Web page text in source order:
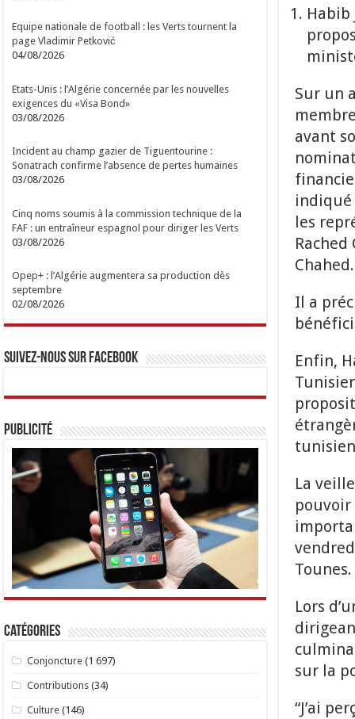
Habib
Sur un
avant
indiqué
les
Chahed.
Il a
Enfin,
La
pouvoir
Tounes.
Lors
sur la
“J’ai
Equipe nationale de football : les Verts tournent la
page Vladimir Petković
04/08/2026
Etats-Unis : l’Algérie concernée par les nouvelles
exigences du «Visa Bond»
03/08/2026
Incident au champ gazier de Tiguentourine :
Sonatrach confirme l’absence de pertes humaines
03/08/2026
Cinq noms soumis à la commission technique de la
FAF : un entraîneur espagnol pour diriger les Verts
03/08/2026
Opep+ : l’Algérie augmentera sa production dès
septembre
02/08/2026
Suivez-nous sur Facebook
Publicité
Catégories
Conjoncture (1 697)
Contributions (34)
Culture (146)